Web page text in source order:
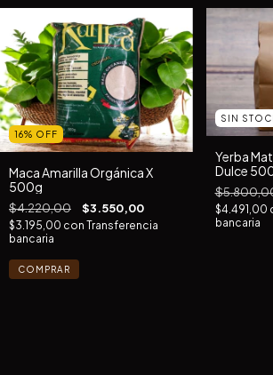
16% OFF
Maca Amarilla Orgánica X
500g
$4.220,00 $3.550,00
$3.195,00 con Transferencia
bancaria
SIN
Yerba
Dulce
$4.491,00
bancaria